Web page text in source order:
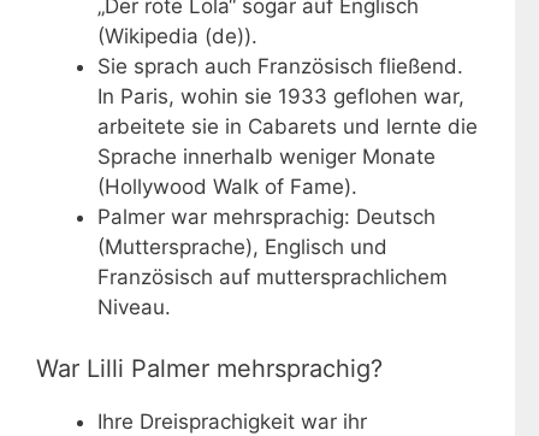
„Der rote Lola“ sogar auf Englisch
(Wikipedia (de)).
Sie sprach auch Französisch fließend.
In Paris, wohin sie 1933 geflohen war,
arbeitete sie in Cabarets und lernte die
Sprache innerhalb weniger Monate
(Hollywood Walk of Fame).
Palmer war mehrsprachig: Deutsch
(Muttersprache), Englisch und
Französisch auf muttersprachlichem
Niveau.
War Lilli Palmer mehrsprachig?
Ihre Dreisprachigkeit war ihr